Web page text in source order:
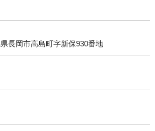
長岡市高島町字新保930番地